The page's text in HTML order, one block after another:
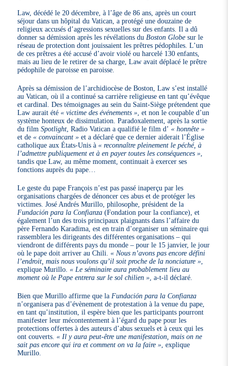
Law, décédé le 20 décembre, à l’âge de 86 ans, après un court
séjour dans un hôpital du Vatican, a protégé une douzaine de
religieux accusés d’agressions sexuelles sur des enfants. Il a dû
donner sa démission après les révélations du Boston Globe sur le
réseau de protection dont jouissaient les prêtres pédophiles. L’un
de ces prêtres a été accusé d’avoir violé ou harcelé 130 enfants,
mais au lieu de le retirer de sa charge, Law avait déplacé le prêtre
pédophile de paroisse en paroisse.
Après sa démission de l’archidiocèse de Boston, Law s’est installé
au Vatican, où il a continué sa carrière religieuse en tant qu’évêque
et cardinal. Des témoignages au sein du Saint-Siège prétendent que
Law aurait été« victime des événements » , et non le coupable d’un
système honteux de dissimulation. Paradoxalement, après la sortie
du filmSpotlight , Radio Vatican a qualifié le film d’« honnête »
et de« convaincant » et a déclaré que ce dernier aiderait l’Église
catholique aux États-Unis à « reconnaître pleinement le péché, à
l’admettre publiquement et à en payer toutes les conséquences »
tandis que Law, au même moment, continuait à exercer ses
fonctions auprès du pape…
Le geste du pape François n’est pas passé inaperçu par les
organisations chargées de dénoncer ces abus et de protéger les
victimes. José Andrés Murillo, philosophe, président de la
Fundación para la Confianza (Fondation pour la confiance), et
également l’un des trois principaux plaignants dans l’affaire du
père Fernando Karadima, est en train d’organiser un séminaire qui
rassemblera les dirigeants des différentes organisations – qui
viendront de différents pays du monde – pour le 15 janvier, le jour
où le pape doit arriver au Chili.« Nous n’avons pas encore défini
l’endroit, mais nous voulons qu’il soit proche de la nonciature »
explique Murillo.« Le séminaire aura probablement lieu au
moment où le Pape entrera sur le sol chilien » , a-t-il déclaré.
Bien que Murillo affirme que la Fundación para la Confianza
n’organisera pas d’évènement de protestation à la venue du pape,
en tant qu’institution, il espère bien que les participants pourront
manifester leur mécontentement à l’égard du pape pour les
protections offertes à des auteurs d’abus sexuels et à ceux qui les
ont couverts.« Il y aura peut-être une manifestation, mais on ne
sait pas encore qui ira et comment on va la faire » , explique
Murillo.